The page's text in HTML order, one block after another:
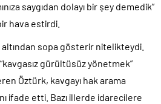
saygıdan dolayı bir şey demedik”
hava estirdi.
altından sopa gösterir nitelikteydi.
gürültüsüz yönetmek”
Öztürk, kavgayı hak arama
ifade etti. Bazı illerde idarecilere